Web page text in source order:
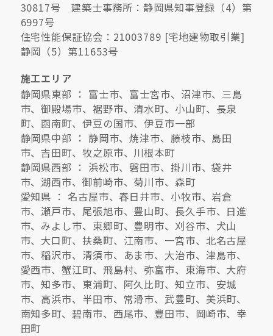
30817号 建築士事務所：静岡県知事登録（4）第
6997号
住宅性能保証協会：21003789 [宅地建物取引業]
静岡（5）第11653号
施工エリア
静岡県東部 ： 富士市、富士宮市、沼津市、三島
市、御殿場市、裾野市、清水町、小山町、長泉
町、函南町、伊豆の国市、伊豆市一部
静岡県中部 ： 静岡市、焼津市、藤枝市、島田
市、吉田町、牧之原市、川根本町
静岡県西部 ： 浜松市、磐田市、掛川市、袋井
市、湖西市、御前崎市、菊川市、森町
愛知県 ： 名古屋市、春日井市、小牧市、岩倉
市、瀬戸市、尾張旭市、豊山町、長久手市、日進
市、みよし市、東郷町、豊明市、刈谷市、犬山
市、大口町、扶桑町、江南市、一宮市、北名古屋
市、稲沢市、清須市、あま市、大治市、津島市、
愛西市、蟹江町、飛島村、弥富市、東海市、大府
市、知多市、東浦町、阿久比町、知立市、安城
市、高浜市、半田市、常滑市、武豊町、美浜町、
南知多町、碧南市、西尾市、豊田市、岡崎市、幸
田町